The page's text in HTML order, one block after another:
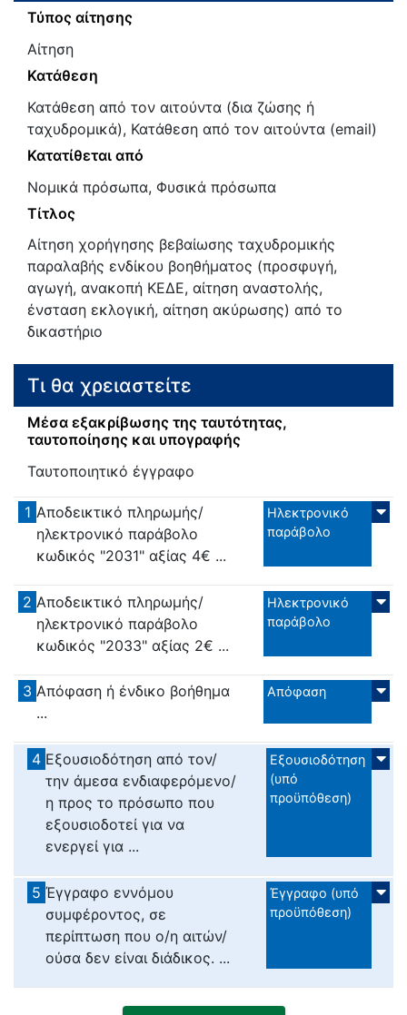
Τύπος αίτησης
Αίτηση
Κατάθεση
Κατάθεση από τον αιτούντα (δια ζώσης ή
ταχυδρομικά), Κατάθεση από τον αιτούντα (email)
Κατατίθεται από
Νομικά πρόσωπα, Φυσικά πρόσωπα
Τίτλος
Αίτηση χορήγησης βεβαίωσης ταχυδρομικής
παραλαβής ενδίκου βοηθήματος (προσφυγή,
αγωγή, ανακοπή ΚΕΔΕ, αίτηση αναστολής,
ένσταση εκλογική, αίτηση ακύρωσης) από το
δικαστήριο
Τι θα χρειαστείτε
Μέσα εξακρίβωσης της ταυτότητας,
ταυτοποίησης και υπογραφής
Ταυτοποιητικό έγγραφο
1 Αποδεικτικό πληρωμής/
ηλεκτρονικό παράβολο
κωδικός "2031" αξίας 4€ ...
Ηλεκτρονικό
παράβολο
2 Αποδεικτικό πληρωμής/
ηλεκτρονικό παράβολο
κωδικός "2033" αξίας 2€ ...
Ηλεκτρονικό
παράβολο
3 Απόφαση ή ένδικο βοήθημα
...
Απόφαση
4 Εξουσιοδότηση από τον/
την άμεσα ενδιαφερόμενο/
η προς το πρόσωπο που
εξουσιοδοτεί για να
ενεργεί για ...
Εξουσιοδότηση
(υπό
προϋπόθεση)
5 Έγγραφο εννόμου
συμφέροντος, σε
περίπτωση που ο/η αιτών/
ούσα δεν είναι διάδικος. ...
Έγγραφο (υπό
προϋπόθεση)